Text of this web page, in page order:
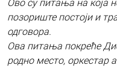
Ово су питања на која
позориште постоји и
одговора.
Ова питања покреће
родно место, оркестар